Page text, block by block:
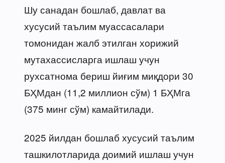
Шу санадан бошлаб, давлат ва
хусусий таълим муассасалари
томонидан жалб этилган хорижий
мутахассисларга ишлаш учун
рухсатнома бериш йиғим миқдори 30
БҲМдан (11,2 миллион сўм) 1 БҲМга
(375 минг сўм) камайтилади.
2025 йилдан бошлаб хусусий таълим
ташкилотларида доимий ишлаш учун